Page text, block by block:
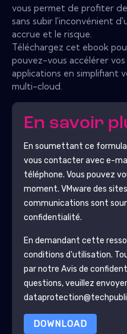
vous permet de profiter
sans subir l'inconvénient
accrue et le risque.
Téléchargez cet ebook
pouvez-vous accélérer
applications en simplifiant
multi-cloud.
En savoir
En soumettant ce
vous contacter avec e-
téléphone. Vous pouvez
moment. VMware des
communications sont
confidentialité.
En demandant cette
conditions d'utilisation.
par notre Avis de
questions, veuillez
DOWNLOAD